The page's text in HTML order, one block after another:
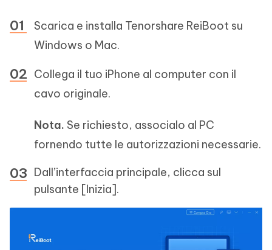
Scarica e installa Tenorshare ReiBoot su
Windows o Mac.
Collega il tuo iPhone al computer con il
cavo originale.
Nota. Se richiesto, associalo al PC
fornendo tutte le autorizzazioni necessarie.
Dall’interfaccia principale, clicca sul
pulsante [Inizia].